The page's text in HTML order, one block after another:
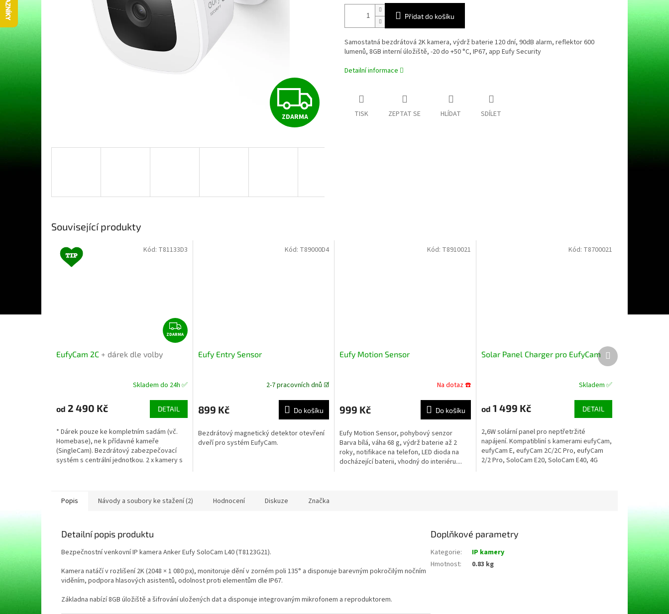
Z
D
R
M
ZDARMA
Přidat do košíku
Samostatná bezdrátová 2K kamera, výdrž baterie 120 dní, 90dB alarm, reflektor 600
lumenů, 8GB interní úložiště, -20 do +50 °C, IP67, app Eufy Security
Detailní informace
TISK ZEPTAT SE HLÍDAT SDÍLET
Související produkty
Z
D
A
ZDARMA
EufyCam 2C + dárek dle volby
Skladem do 24h ✅
od 2 490 Kč DETAIL
* Dárek pouze ke kompletním sadám (vč.
Homebase), ne k přídavné kameře
(SingleCam). Bezdrátový zabezpečovací
systém s centrální jednotkou. 2 x kamery s
Kód: T81133D3
Eufy Entry Sensor
2-7 pracovních dnů ☑️
899 Kč Do košíku
Bezdrátový magnetický detektor otevření
dveří pro systém EufyCam.
Kód: T89000D4
Eufy Motion Sensor
Na dotaz ☎️
999 Kč Do košíku
Eufy Motion Sensor, pohybový senzor
Barva bílá, váha 68 g, výdrž baterie až 2
roky, notifikace na telefon, LED dioda na
docházející baterii, vhodný do interiéru....
Kód: T8910021
Solar Panel Charger pro EufyCam
Skladem ✅
od 1 499 Kč DETAIL
2,6W solární panel pro neptřetržité
napájení. Kompatibliní s kamerami eufyCam,
eufyCam E, eufyCam 2C/2C Pro, eufyCam
2/2 Pro, SoloCam E20, SoloCam E40, 4G
Kód: T8700021
Další
produkt
Popis Návody a soubory ke stažení (2) Hodnocení Diskuze Značka
Detailní popis produktu
Bezpečnostní venkovní IP kamera Anker Eufy SoloCam L40 (T8123G21).
Kamera natáčí v rozlišení 2K (2048 × 1 080 px), monitoruje dění v zorném poli 135° a disponuje barevným pokročilým nočním
viděním, podpora hlasových asistentů, odolnost proti elementům dle IP67.
Základna nabízí 8GB úložiště a šifrování uložených dat a disponuje integrovaným mikrofonem a reproduktorem.
Doplňkové parametry
Kategorie:
IP kamery
Hmotnost: 0.83 kg